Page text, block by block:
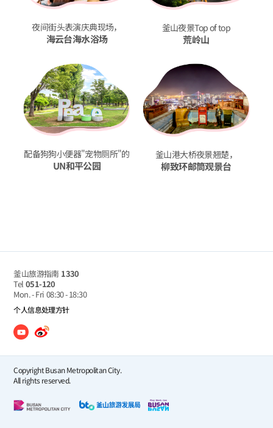
夜间街头表演庆典现场，
海云台海水浴场
釜山夜景Top of top
荒岭山
配备狗狗小便器"宠物厕所"的
UN和平公园
釜山港大桥夜景翘楚，
柳致环邮筒观景台
釜山旅游指南 1330
Tel 051-120
Mon. - Fri 08:30 - 18:30
个人信息处理方针
Copyright Busan Metropolitan City.
All rights reserved.